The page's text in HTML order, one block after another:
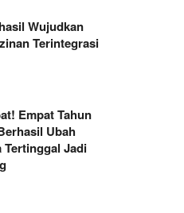
Wujudkan
Terintegrasi
Empat Tahun
Ubah
Tertinggal Jadi